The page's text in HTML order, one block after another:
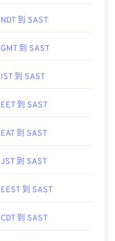
NDT 到 SAST
GMT 到 SAST
IST 到 SAST
EET 到 SAST
EAT 到 SAST
JST 到 SAST
EEST 到 SAST
CDT 到 SAST